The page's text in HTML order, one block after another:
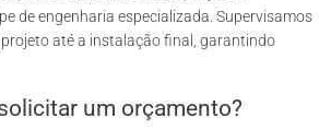
de engenharia especializada. Supervisamos
até a instalação final, garantindo
um orçamento?